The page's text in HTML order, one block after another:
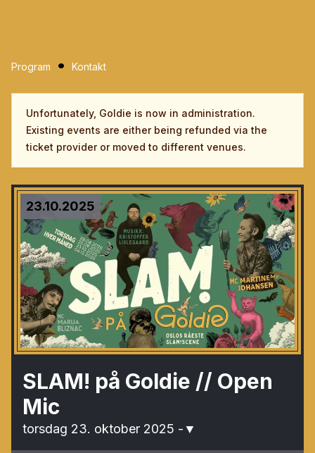
Program Kontakt
Unfortunately, Goldie is now in administration.
Existing events are either being refunded via the
ticket provider or moved to different venues.
23.10.2025
SLAM! på Goldie // Open
Mic
torsdag 23. oktober 2025 -▼